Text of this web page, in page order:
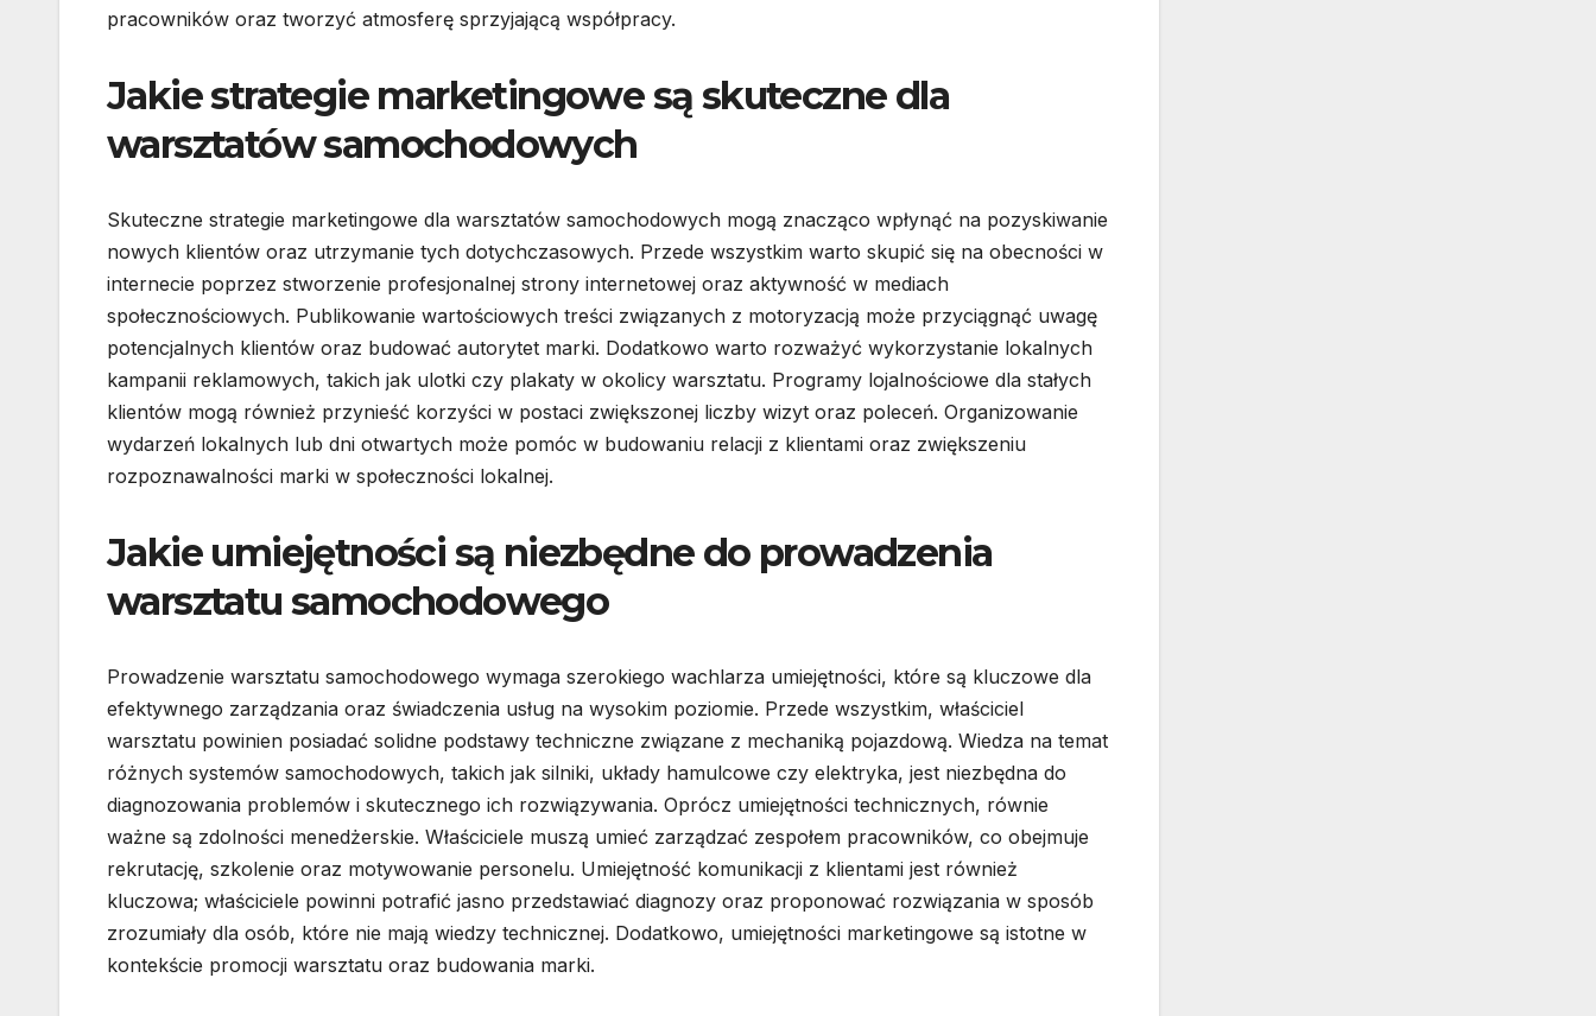
pracowników oraz tworzyć atmosferę sprzyjającą współpracy.
Jakie strategie marketingowe są skuteczne dla
warsztatów samochodowych
Skuteczne strategie marketingowe dla warsztatów samochodowych mogą znacząco wpłynąć na pozyskiwanie
nowych klientów oraz utrzymanie tych dotychczasowych. Przede wszystkim warto skupić się na obecności w
internecie poprzez stworzenie profesjonalnej strony internetowej oraz aktywność w mediach
społecznościowych. Publikowanie wartościowych treści związanych z motoryzacją może przyciągnąć uwagę
potencjalnych klientów oraz budować autorytet marki. Dodatkowo warto rozważyć wykorzystanie lokalnych
kampanii reklamowych, takich jak ulotki czy plakaty w okolicy warsztatu. Programy lojalnościowe dla stałych
klientów mogą również przynieść korzyści w postaci zwiększonej liczby wizyt oraz poleceń. Organizowanie
wydarzeń lokalnych lub dni otwartych może pomóc w budowaniu relacji z klientami oraz zwiększeniu
rozpoznawalności marki w społeczności lokalnej.
Jakie umiejętności są niezbędne do prowadzenia
warsztatu samochodowego
Prowadzenie warsztatu samochodowego wymaga szerokiego wachlarza umiejętności, które są kluczowe dla
efektywnego zarządzania oraz świadczenia usług na wysokim poziomie. Przede wszystkim, właściciel
warsztatu powinien posiadać solidne podstawy techniczne związane z mechaniką pojazdową. Wiedza na temat
różnych systemów samochodowych, takich jak silniki, układy hamulcowe czy elektryka, jest niezbędna do
diagnozowania problemów i skutecznego ich rozwiązywania. Oprócz umiejętności technicznych, równie
ważne są zdolności menedżerskie. Właściciele muszą umieć zarządzać zespołem pracowników, co obejmuje
rekrutację, szkolenie oraz motywowanie personelu. Umiejętność komunikacji z klientami jest również
kluczowa; właściciele powinni potrafić jasno przedstawiać diagnozy oraz proponować rozwiązania w sposób
zrozumiały dla osób, które nie mają wiedzy technicznej. Dodatkowo, umiejętności marketingowe są istotne w
kontekście promocji warsztatu oraz budowania marki.